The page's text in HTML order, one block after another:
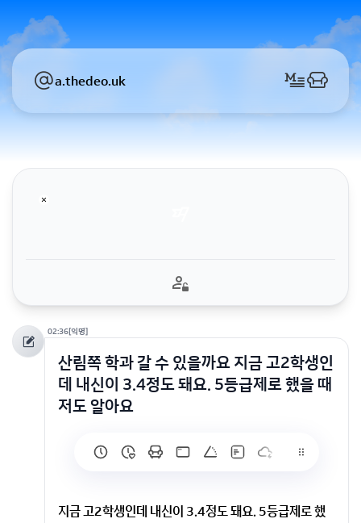
a.thedeo.uk
02:36[익명]
산림쪽 학과 갈 수 있을까요 지금 고2학생인
데 내신이 3.4정도 돼요. 5등급제로 했을 때
저도 알아요
지금 고2학생인데 내신이 3.4정도 돼요. 5등급제로 했